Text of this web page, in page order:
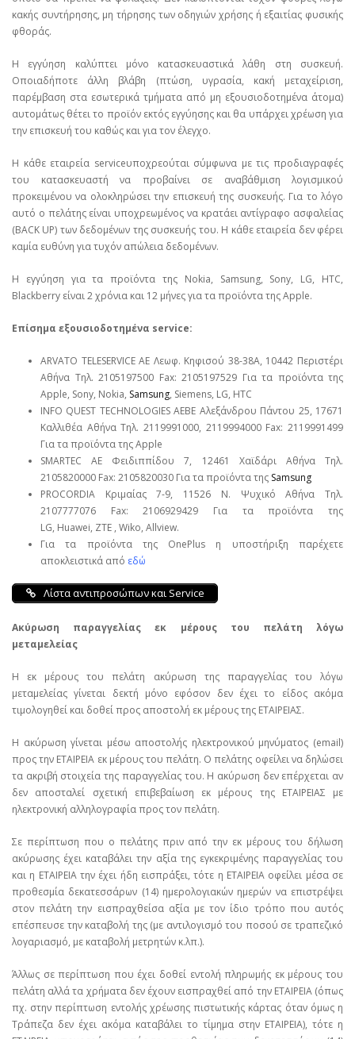
κακής συντήρησης, μη τήρησης των οδηγιών χρήσης ή εξαιτίας φυσικής
φθοράς.
Η εγγύηση καλύπτει μόνο κατασκευαστικά λάθη στη συσκευή.
Οποιαδήποτε άλλη βλάβη (πτώση, υγρασία, κακή μεταχείριση,
παρέμβαση στα εσωτερικά τμήματα από μη εξουσιοδοτημένα άτομα)
αυτομάτως θέτει το προϊόν εκτός εγγύησης και θα υπάρχει χρέωση για
την επισκευή του καθώς και για τον έλεγχο.
Η κάθε εταιρεία serviceυποχρεούται σύμφωνα με τις προδιαγραφές
του κατασκευαστή να προβαίνει σε αναβάθμιση λογισμικού
προκειμένου να ολοκληρώσει την επισκευή της συσκευής. Για το λόγο
αυτό ο πελάτης είναι υποχρεωμένος να κρατάει αντίγραφο ασφαλείας
(BACK UP) των δεδομένων της συσκευής του. Η κάθε εταιρεία δεν φέρει
καμία ευθύνη για τυχόν απώλεια δεδομένων.
Η εγγύηση για τα προϊόντα της Nokia, Samsung, Sony, LG, HTC,
Blackberry είναι 2 χρόνια και 12 μήνες για τα προϊόντα της Apple.
Επίσημα εξουσιοδοτημένα service:
ARVATO TELESERVICE ΑΕ Λεωφ. Κηφισού 38-38Α, 10442 Περιστέρι
Αθήνα Τηλ. 2105197500 Fax: 2105197529 Για τα προϊόντα της
Apple, Sony, Nokia, Samsung, Siemens, LG, HTC
INFO QUEST TECHNOLOGIES ΑΕΒΕ Αλεξάνδρου Πάντου 25, 17671
Καλλιθέα Αθήνα Τηλ. 2119991000, 2119994000 Fax: 2119991499
Για τα προϊόντα της Apple
SMARTEC ΑΕ Φειδιππίδου 7, 12461 Χαϊδάρι Αθήνα Τηλ.
2105820000 Fax: 2105820030 Για τα προϊόντα της Samsung
PROCORDIA Κριμαίας 7-9, 11526 Ν. Ψυχικό Αθήνα Τηλ.
2107777076 Fax: 2106929429 Για τα προϊόντα της
LG, Huawei, ΖΤΕ , Wiko, Allview.
Για τα προϊόντα της OnePlus η υποστήριξη παρέχετε
αποκλειστικά από εδώ
Λίστα αντιπροσώπων και Service
Ακύρωση παραγγελίας εκ μέρους του πελάτη λόγω
μεταμελείας
Η εκ μέρους του πελάτη ακύρωση της παραγγελίας του λόγω
μεταμελείας γίνεται δεκτή μόνο εφόσον δεν έχει το είδος ακόμα
τιμολογηθεί και δοθεί προς αποστολή εκ μέρους της ΕΤΑΙΡΕΙΑΣ.
Η ακύρωση γίνεται μέσω αποστολής ηλεκτρονικού μηνύματος (email)
προς την ΕΤΑΙΡΕΙΑ εκ μέρους του πελάτη. Ο πελάτης οφείλει να δηλώσει
τα ακριβή στοιχεία της παραγγελίας του. Η ακύρωση δεν επέρχεται αν
δεν αποσταλεί σχετική επιβεβαίωση εκ μέρους της ΕΤΑΙΡΕΙΑΣ με
ηλεκτρονική αλληλογραφία προς τον πελάτη.
Σε περίπτωση που ο πελάτης πριν από την εκ μέρους του δήλωση
ακύρωσης έχει καταβάλει την αξία της εγκεκριμένης παραγγελίας του
και η ΕΤΑΙΡΕΙΑ την έχει ήδη εισπράξει, τότε η ΕΤΑΙΡΕΙΑ οφείλει μέσα σε
προθεσμία δεκατεσσάρων (14) ημερολογιακών ημερών να επιστρέψει
στον πελάτη την εισπραχθείσα αξία με τον ίδιο τρόπο που αυτός
επέσπευσε την καταβολή της (με αντιλογισμό του ποσού σε τραπεζικό
λογαριασμό, με καταβολή μετρητών κ.λπ.).
Άλλως σε περίπτωση που έχει δοθεί εντολή πληρωμής εκ μέρους του
πελάτη αλλά τα χρήματα δεν έχουν εισπραχθεί από την ΕΤΑΙΡΕΙΑ (όπως
πχ. στην περίπτωση εντολής χρέωσης πιστωτικής κάρτας όταν όμως η
Τράπεζα δεν έχει ακόμα καταβάλει το τίμημα στην ΕΤΑΙΡΕΙΑ), τότε η